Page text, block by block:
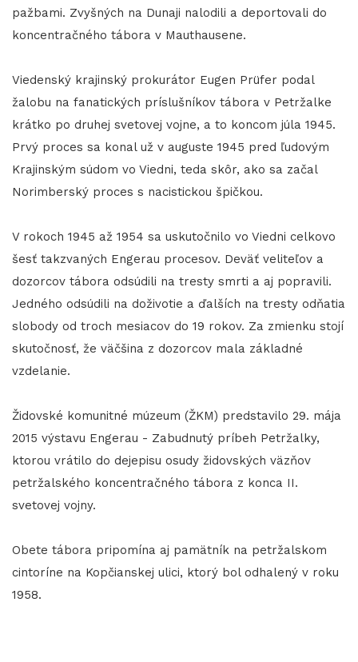
pažbami. Zvyšných na Dunaji nalodili a deportovali do
koncentračného tábora v Mauthausene.
Viedenský krajinský prokurátor Eugen Prüfer podal
žalobu na fanatických príslušníkov tábora v Petržalke
krátko po druhej svetovej vojne, a to koncom júla 1945.
Prvý proces sa konal už v auguste 1945 pred ľudovým
Krajinským súdom vo Viedni, teda skôr, ako sa začal
Norimberský proces s nacistickou špičkou.
V rokoch 1945 až 1954 sa uskutočnilo vo Viedni celkovo
šesť takzvaných Engerau procesov. Deväť veliteľov a
dozorcov tábora odsúdili na tresty smrti a aj popravili.
Jedného odsúdili na doživotie a ďalších na tresty odňatia
slobody od troch mesiacov do 19 rokov. Za zmienku stojí
skutočnosť, že väčšina z dozorcov mala základné
vzdelanie.
Židovské komunitné múzeum (ŽKM) predstavilo 29. mája
2015 výstavu Engerau - Zabudnutý príbeh Petržalky,
ktorou vrátilo do dejepisu osudy židovských väzňov
petržalského koncentračného tábora z konca II.
svetovej vojny.
Obete tábora pripomína aj pamätník na petržalskom
cintoríne na Kopčianskej ulici, ktorý bol odhalený v roku
1958.